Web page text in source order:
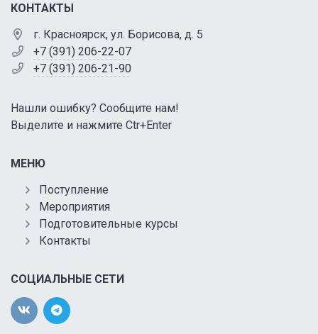
КОНТАКТЫ
г. Красноярск, ул. Борисова, д. 5
+7 (391) 206-22-07
+7 (391) 206-21-90
Нашли ошибку? Сообщите нам!
Выделите и нажмите Ctr+Enter
МЕНЮ
Поступление
Мероприятия
Подготовительные курсы
Контакты
СОЦИАЛЬНЫЕ СЕТИ